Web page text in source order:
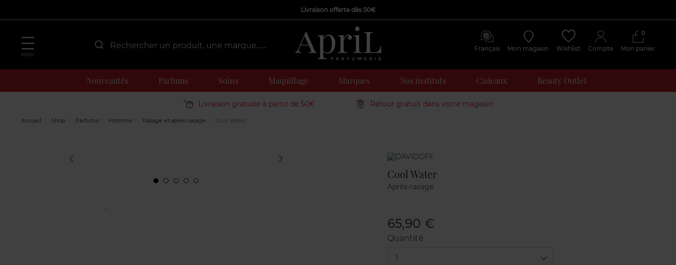
Livraison offerte dès 50€
MENU
Français Mon magasin Wishlist Compte Mon panier
0
Nouveautés Parfums Soins Maquillage Marques Nos instituts Cadeaux Beauty Outlet
Livraison gratuite à partir de 50€ Retour gratuit dans votre magasin
Accueil Shop Parfums Homme Rasage et après-rasage Cool Water
Marque
Cool Water
Après-rasage
65,90 €
Quantité
1